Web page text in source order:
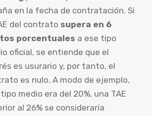
en la fecha de contratación. Si
del contrato supera en 6
porcentuales a ese tipo
oficial, se entiende que el
es usurario y, por tanto, el
es nulo. A modo de ejemplo,
medio era del 20%, una TAE
al 26% se consideraría